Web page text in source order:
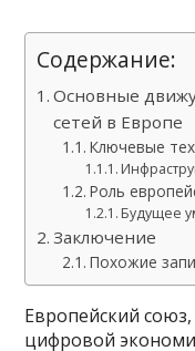
Содержание:
Основные
сетей в Европе
Ключевые
Роль
Будущее
Заключение
Похожие
Европейский
цифровой